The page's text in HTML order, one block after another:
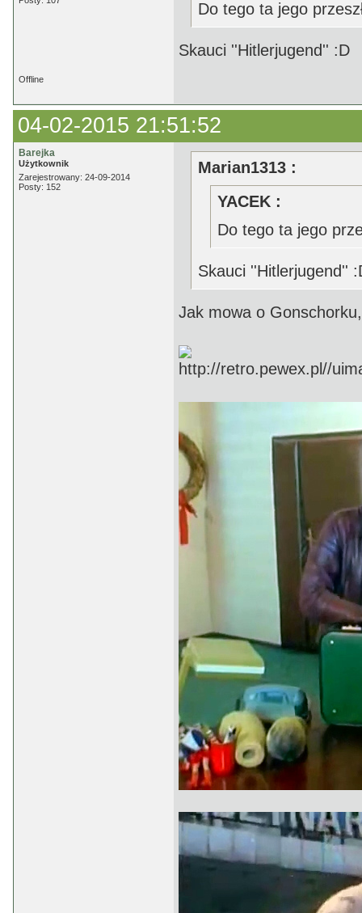
Do tego ta jego
Skauci ''Hitlerjugend'' :D
Offline
04-02-2015 21:51:52
Barejka
Użytkownik
Zarejestrowany: 24-09-2014
Posty: 152
Marian1313 :
YACEK :
Do tego ta jego
Skauci ''Hitlerjugend''
Jak mowa o